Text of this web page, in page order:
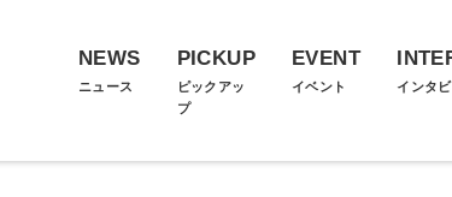
NEWS
ニュース
PICKUP
ピックアッ
プ
EVENT
イベント インタ